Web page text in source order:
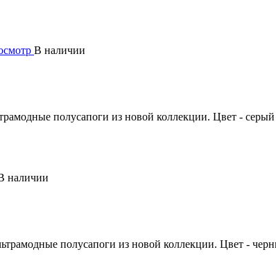
В наличии
полусапоги из новой коллекции. Цвет - серый
наличии
полусапоги из новой коллекции. Цвет -